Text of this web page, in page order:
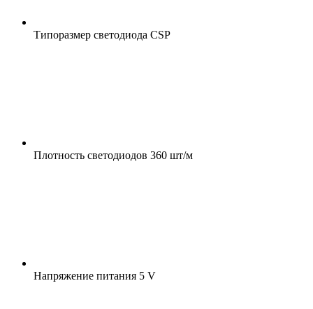
Типоразмер светодиода CSP
Плотность светодиодов 360 шт/м
Напряжение питания 5 V